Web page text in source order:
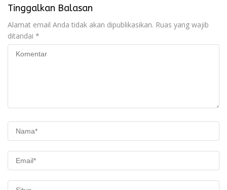
Tinggalkan Balasan
Alamat email Anda tidak akan dipublikasikan. Ruas yang wajib
ditandai *